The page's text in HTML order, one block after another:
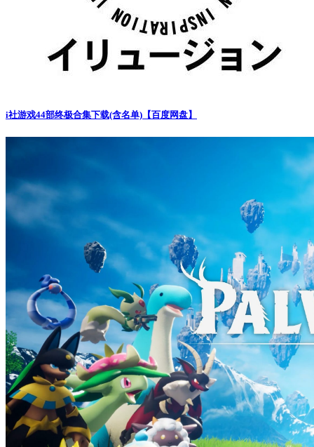
i社游戏44部终极合集下载(含名单)【百度网盘】